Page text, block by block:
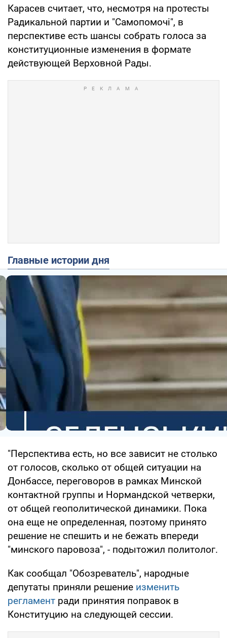
Карасев считает, что, несмотря на протесты
Радикальной партии и "Самопомочі", в
перспективе есть шансы собрать голоса за
конституционные изменения в формате
действующей Верховной Рады.
Главные истории дня
"Перспектива есть, но все зависит не столько
от голосов, сколько от общей ситуации на
Донбассе, переговоров в рамках Минской
контактной группы и Нормандской четверки,
от общей геополитической динамики. Пока
она еще не определенная, поэтому принято
решение не спешить и не бежать впереди
"минского паровоза", - подытожил политолог.
Как сообщал "Обозреватель", народные
депутаты приняли решение изменить
регламент ради принятия поправок в
Конституцию на следующей сессии.